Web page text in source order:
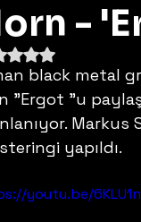
-
5 üzerinden NaN yıldız
black metal
"Ergot "u
Markus
yapıldı.
youtu.be/